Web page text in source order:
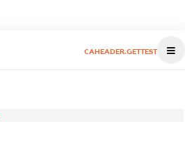
CAHEADER.GETTEST